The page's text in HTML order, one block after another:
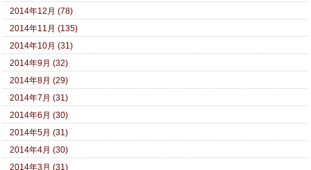
2014年12月 (78)
2014年11月 (135)
2014年10月 (31)
2014年9月 (32)
2014年8月 (29)
2014年7月 (31)
2014年6月 (30)
2014年5月 (31)
2014年4月 (30)
2014年3月 (31)